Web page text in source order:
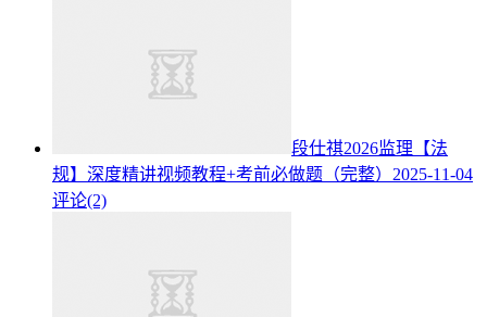
段仕祺2026监理【法
规】深度精讲视频教程+考前必做题（完整） 2025-11-04
评论(2)